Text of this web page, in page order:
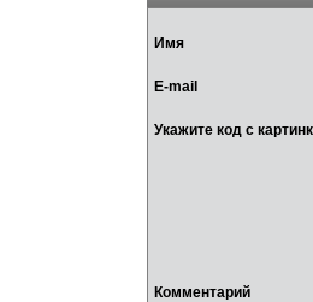
Имя
E-mail
Укажите код с
Комментарий